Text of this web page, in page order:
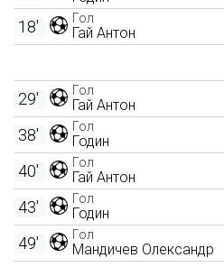
Гол
Гай Антон
18'
Гол
Гай Антон
29'
Гол
Годин
38'
Гол
Гай Антон
40'
Гол
Годин
43'
Гол
Мандичев Олександр
49'